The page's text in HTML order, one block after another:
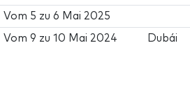
Vom 5 zu6 Mai 2025
Vom9 zu10 Mai 2024 Dubái